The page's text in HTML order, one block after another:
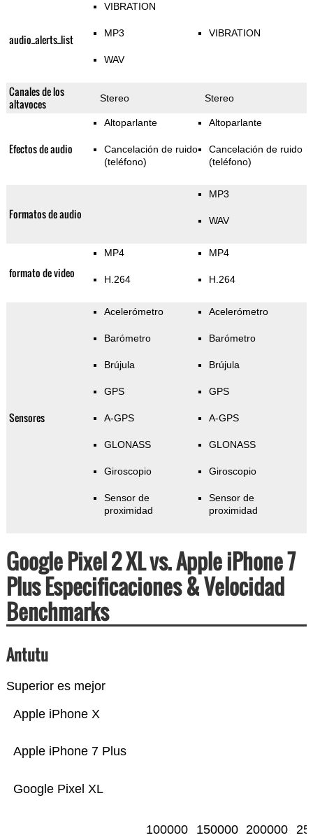
audio_alerts_list
VIBRATION
MP3
WAV
VIBRATION
Canales de los
altavoces
Stereo Stereo
Efectos de audio
Altoparlante
Cancelación de ruido
(teléfono)
Altoparlante
Cancelación de ruido
(teléfono)
Formatos de audio
MP3
WAV
formato de video
MP4
H.264
MP4
H.264
Sensores
Acelerómetro
Barómetro
Brújula
GPS
A-GPS
GLONASS
Giroscopio
Sensor de
proximidad
Acelerómetro
Barómetro
Brújula
GPS
A-GPS
GLONASS
Giroscopio
Sensor de
proximidad
Google Pixel 2 XL vs. Apple iPhone 7
Plus Especificaciones & Velocidad
Benchmarks
Antutu
Superior es mejor
Google Pixel XL
Apple iPhone 7 Plus
Apple iPhone X
100000 150000 200000